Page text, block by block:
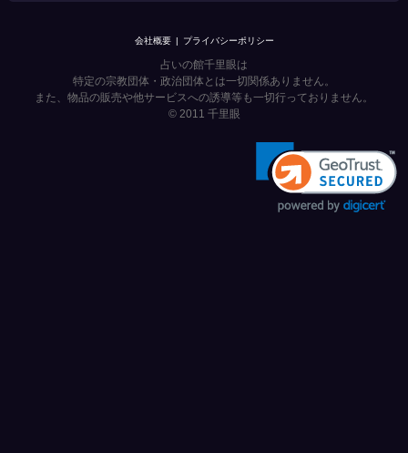
会社概要 プライバシーポリシー
占いの館千里眼は
特定の宗教団体・政治団体とは一切関係ありません。
また、物品の販売や他サービスへの誘導等も一切行っておりません。
© 2011 千里眼